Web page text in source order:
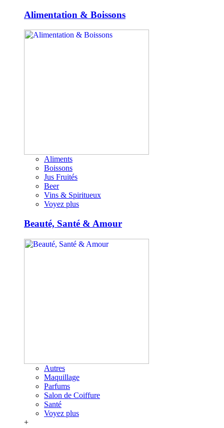
Alimentation & Boissons
Aliments
Boissons
Jus Fruités
Beer
Vins & Spiritueux
Voyez plus
Beauté, Santé & Amour
Autres
Maquillage
Parfums
Salon de Coiffure
Santé
Voyez plus
+